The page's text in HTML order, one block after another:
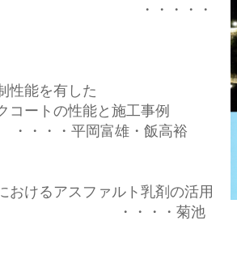
・・・
性能を有した
コートの性能と施工事例
平岡富雄・飯高裕
おけるアスファルト乳剤の活用
・・菊池